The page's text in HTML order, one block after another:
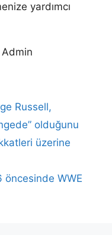
yardımcı
Russell,
olduğunu
üzerine
WWE